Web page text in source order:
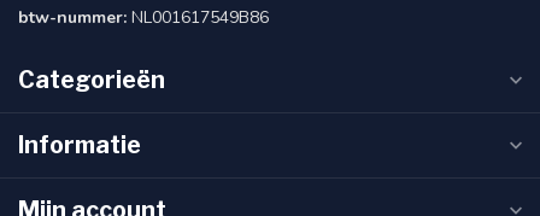
btw-nummer: NL001617549B86
Categorieën
Informatie
Mijn account